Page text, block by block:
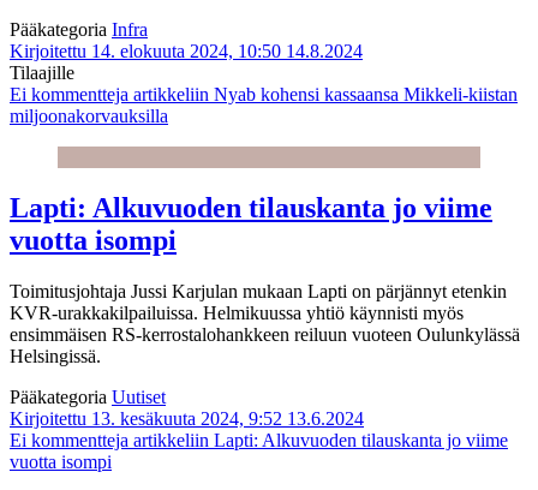
Pääkategoria Infra
Kirjoitettu 14. elokuuta 2024, 10:50 14.8.2024
Tilaajille
Ei kommentteja artikkeliin Nyab kohensi kassaansa Mikkeli-kiistan
miljoonakorvauksilla
Lapti: Alkuvuoden tilauskanta jo viime
vuotta isompi
Toimitusjohtaja Jussi Karjulan mukaan Lapti on pärjännyt etenkin
KVR-urakkakilpailuissa. Helmikuussa yhtiö käynnisti myös
ensimmäisen RS-kerrostalohankkeen reiluun vuoteen Oulunkylässä
Helsingissä.
Pääkategoria Uutiset
Kirjoitettu 13. kesäkuuta 2024, 9:52 13.6.2024
Ei kommentteja artikkeliin Lapti: Alkuvuoden tilauskanta jo viime
vuotta isompi